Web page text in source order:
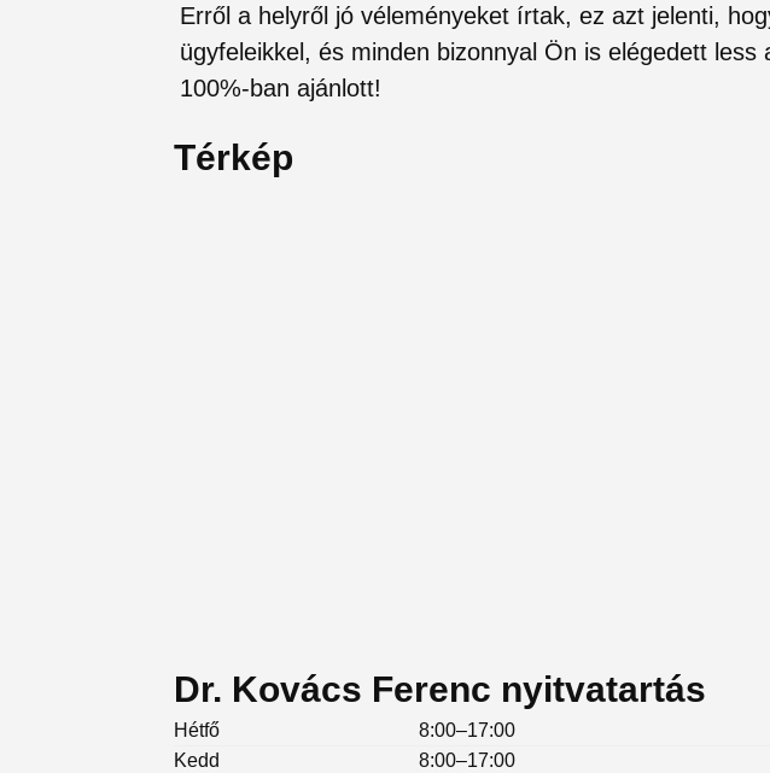
Erről a helyről jó véleményeket írtak, ez azt jelenti,
ügyfeleikkel, és minden bizonnyal Ön is elégedett less
100%-ban ajánlott!
Térkép
Dr. Kovács Ferenc nyitvatartás
Hétfő
8:00–17:00
Kedd
8:00–17:00